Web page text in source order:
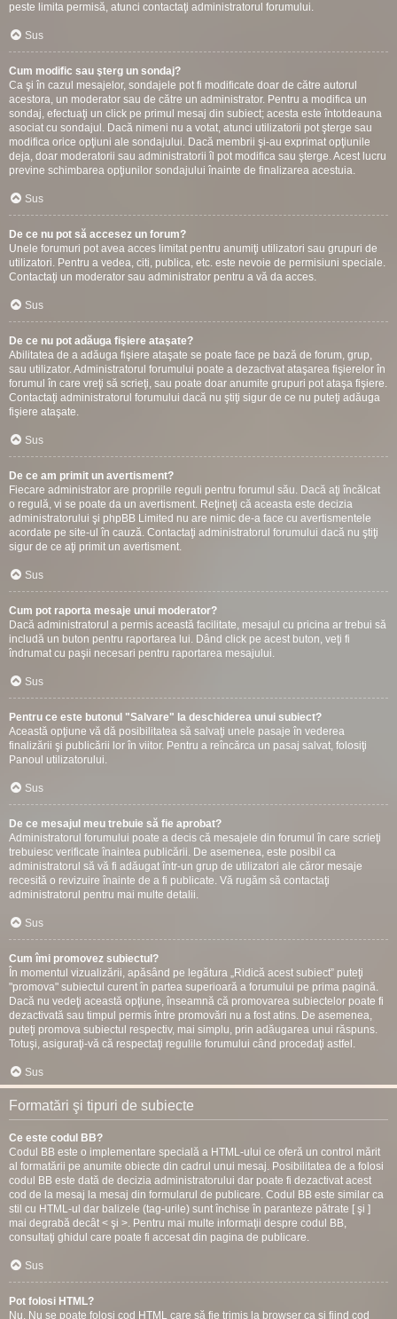
peste limita permisă, atunci contactaţi administratorul forumului.
Sus
Cum modific sau şterg un sondaj?
Ca şi în cazul mesajelor, sondajele pot fi modificate doar de către autorul
acestora, un moderator sau de către un administrator. Pentru a modifica un
sondaj, efectuaţi un click pe primul mesaj din subiect; acesta este întotdeauna
asociat cu sondajul. Dacă nimeni nu a votat, atunci utilizatorii pot şterge sau
modifica orice opţiuni ale sondajului. Dacă membrii şi-au exprimat opţiunile
deja, doar moderatorii sau administratorii îl pot modifica sau şterge. Acest lucru
previne schimbarea opţiunilor sondajului înainte de finalizarea acestuia.
Sus
De ce nu pot să accesez un forum?
Unele forumuri pot avea acces limitat pentru anumiţi utilizatori sau grupuri de
utilizatori. Pentru a vedea, citi, publica, etc. este nevoie de permisiuni speciale.
Contactaţi un moderator sau administrator pentru a vă da acces.
Sus
De ce nu pot adăuga fişiere ataşate?
Abilitatea de a adăuga fişiere ataşate se poate face pe bază de forum, grup,
sau utilizator. Administratorul forumului poate a dezactivat ataşarea fişierelor în
forumul în care vreţi să scrieţi, sau poate doar anumite grupuri pot ataşa fişiere.
Contactaţi administratorul forumului dacă nu ştiţi sigur de ce nu puteţi adăuga
fişiere ataşate.
Sus
De ce am primit un avertisment?
Fiecare administrator are propriile reguli pentru forumul său. Dacă aţi încălcat
o regulă, vi se poate da un avertisment. Reţineţi că aceasta este decizia
administratorului şi phpBB Limited nu are nimic de-a face cu avertismentele
acordate pe site-ul în cauză. Contactaţi administratorul forumului dacă nu ştiţi
sigur de ce aţi primit un avertisment.
Sus
Cum pot raporta mesaje unui moderator?
Dacă administratorul a permis această facilitate, mesajul cu pricina ar trebui să
includă un buton pentru raportarea lui. Dând click pe acest buton, veţi fi
îndrumat cu paşii necesari pentru raportarea mesajului.
Sus
Pentru ce este butonul "Salvare" la deschiderea unui subiect?
Această opţiune vă dă posibilitatea să salvaţi unele pasaje în vederea
finalizării şi publicării lor în viitor. Pentru a reîncărca un pasaj salvat, folosiţi
Panoul utilizatorului.
Sus
De ce mesajul meu trebuie să fie aprobat?
Administratorul forumului poate a decis că mesajele din forumul în care scrieţi
trebuiesc verificate înaintea publicării. De asemenea, este posibil ca
administratorul să vă fi adăugat într-un grup de utilizatori ale căror mesaje
recesită o revizuire înainte de a fi publicate. Vă rugăm să contactaţi
administratorul pentru mai multe detalii.
Sus
Cum îmi promovez subiectul?
În momentul vizualizării, apăsând pe legătura „Ridică acest subiect” puteţi
"promova" subiectul curent în partea superioară a forumului pe prima pagină.
Dacă nu vedeţi această opţiune, înseamnă că promovarea subiectelor poate fi
dezactivată sau timpul permis între promovări nu a fost atins. De asemenea,
puteţi promova subiectul respectiv, mai simplu, prin adăugarea unui răspuns.
Totuşi, asiguraţi-vă că respectaţi regulile forumului când procedaţi astfel.
Sus
Formatări şi tipuri de subiecte
Ce este codul BB?
Codul BB este o implementare specială a HTML-ului ce oferă un control mărit
al formatării pe anumite obiecte din cadrul unui mesaj. Posibilitatea de a folosi
codul BB este dată de decizia administratorului dar poate fi dezactivat acest
cod de la mesaj la mesaj din formularul de publicare. Codul BB este similar ca
stil cu HTML-ul dar balizele (tag-urile) sunt închise în paranteze pătrate [ şi ]
mai degrabă decât < şi >. Pentru mai multe informaţii despre codul BB,
consultaţi ghidul care poate fi accesat din pagina de publicare.
Sus
Pot folosi HTML?
Nu. Nu se poate folosi cod HTML care să fie trimis la browser ca şi fiind cod